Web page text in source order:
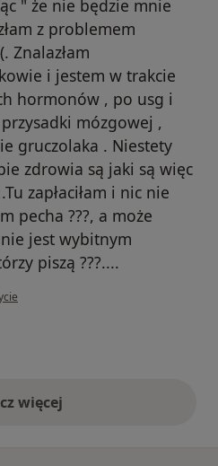
" że nie będzie mnie
z problemem
Znalazłam
i jestem w trakcie
hormonów , po usg i
mózgowej ,
gruczolaka . Niestety
zdrowia są jaki są więc
zapłaciłam i nic nie
pecha ???, a może
jest wybitnym
piszą ???....
Elżbieta x.
więcej
opinie powyżej